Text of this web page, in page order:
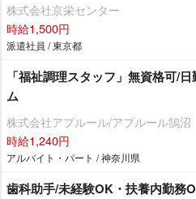
株式会社京栄センター
時給1,500円
派遣社員 / 東京都
「福祉調理スタッフ」無資格可/
ム
株式会社アプルール/アプルール鵠沼
時給1,240円
アルバイト・パート / 神奈川県
歯科助手/未経験OK・扶養内勤務